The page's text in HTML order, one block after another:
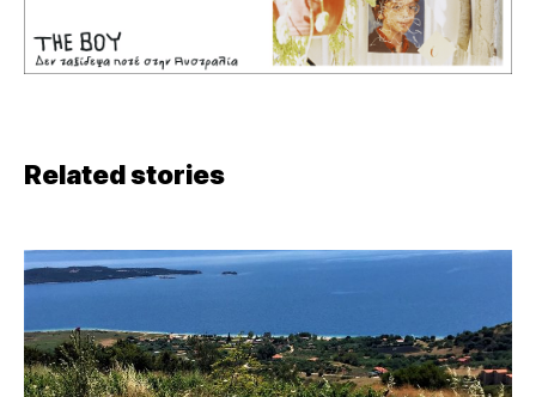
Related stories